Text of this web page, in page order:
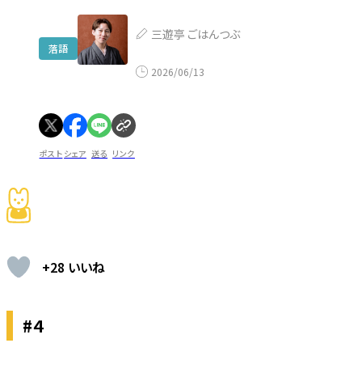
落語
三遊亭 ごはんつぶ
2026/06/13
ポスト シェア 送る リンク
+28 いいね
#４